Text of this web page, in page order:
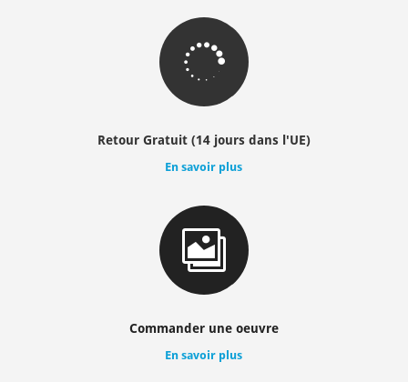

Retour Gratuit (14 jours dans l'UE)
En savoir plus

Commander une oeuvre
En savoir plus